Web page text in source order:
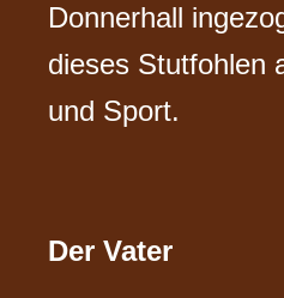
Donnerhall
dieses Stutfohlen
und Sport.
Der Vater